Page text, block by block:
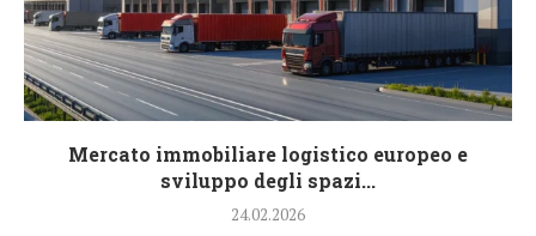
Mercato immobiliare logistico europeo e
sviluppo degli spazi...
24.02.2026